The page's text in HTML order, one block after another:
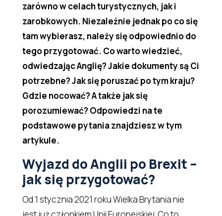
zarówno w celach turystycznych, jak i
zarobkowych. Niezależnie jednak po co się
tam wybierasz, należy się odpowiednio do
tego przygotować. Co warto wiedzieć,
odwiedzając Anglię? Jakie dokumenty są Ci
potrzebne? Jak się poruszać po tym kraju?
Gdzie nocować? A także jak się
porozumiewać? Odpowiedzi na te
podstawowe pytania znajdziesz w tym
artykule.
Wyjazd do Anglii po Brexit –
jak się przygotować?
Od 1 stycznia 2021 roku Wielka Brytania nie